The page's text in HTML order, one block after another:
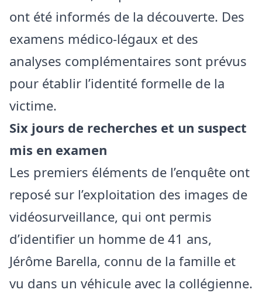
ont été informés de la découverte. Des
examens médico‑légaux et des
analyses complémentaires sont prévus
pour établir l’identité formelle de la
victime.
Six jours de recherches et un suspect
mis en examen
Les premiers éléments de l’enquête ont
reposé sur l’exploitation des images de
vidéosurveillance, qui ont permis
d’identifier un homme de 41 ans,
Jérôme Barella, connu de la famille et
vu dans un véhicule avec la collégienne.